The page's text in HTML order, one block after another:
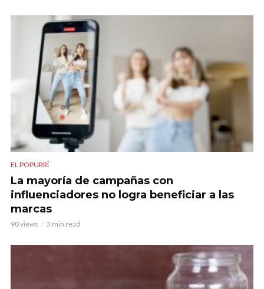
EL POPURRÍ
La mayoría de campañas con
influenciadores no logra beneficiar a las
marcas
90 views 3 min read